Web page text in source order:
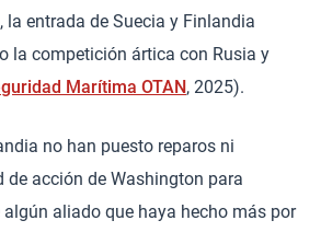
la entrada de Suecia y Finlandia
la competición ártica con Rusia y
Marítima OTAN, 2025).
no han puesto reparos ni
de acción de Washington para
algún aliado que haya hecho más por